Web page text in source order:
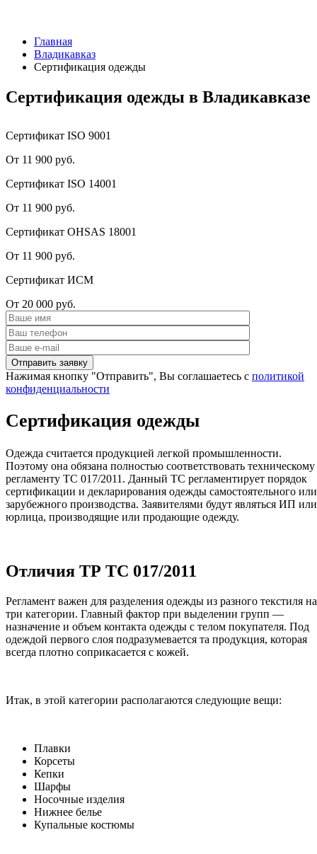
Главная
Владикавказ
Сертификация одежды
Сертификация одежды в Владикавказе
Сертификат ISO 9001
От 11 900 руб.
Сертификат ISO 14001
От 11 900 руб.
Сертификат OHSAS 18001
От 11 900 руб.
Сертификат ИСМ
От 20 000 руб.
Нажимая кнопку "Отправить", Вы соглашаетесь с политикой
конфиденциальности
Сертификация одежды
Одежда считается продукцией легкой промышленности.
Поэтому она обязана полностью соответствовать техническому
регламенту ТС 017/2011. Данный ТС регламентирует порядок
сертификации и декларирования одежды самостоятельного или
зарубежного производства. Заявителями будут являться ИП или
юрлица, производящие или продающие одежду.
Отличия ТР ТС 017/2011
Регламент важен для разделения одежды из разного текстиля на
три категории. Главный фактор при выделении групп —
назначение и объем контакта одежды с телом покупателя. Под
одеждой первого слоя подразумевается та продукция, которая
всегда плотно соприкасается с кожей.
Итак, в этой категории располагаются следующие вещи:
Плавки
Корсеты
Кепки
Шарфы
Носочные изделия
Нижнее белье
Купальные костюмы